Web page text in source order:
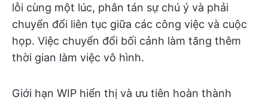
lỗi cùng một lúc, phân tán sự chú ý và phải
chuyển đổi liên tục giữa các công việc và cuộc
họp. Việc chuyển đổi bối cảnh làm tăng thêm
thời gian làm việc vô hình.
Giới hạn WIP hiển thị và ưu tiên hoàn thành